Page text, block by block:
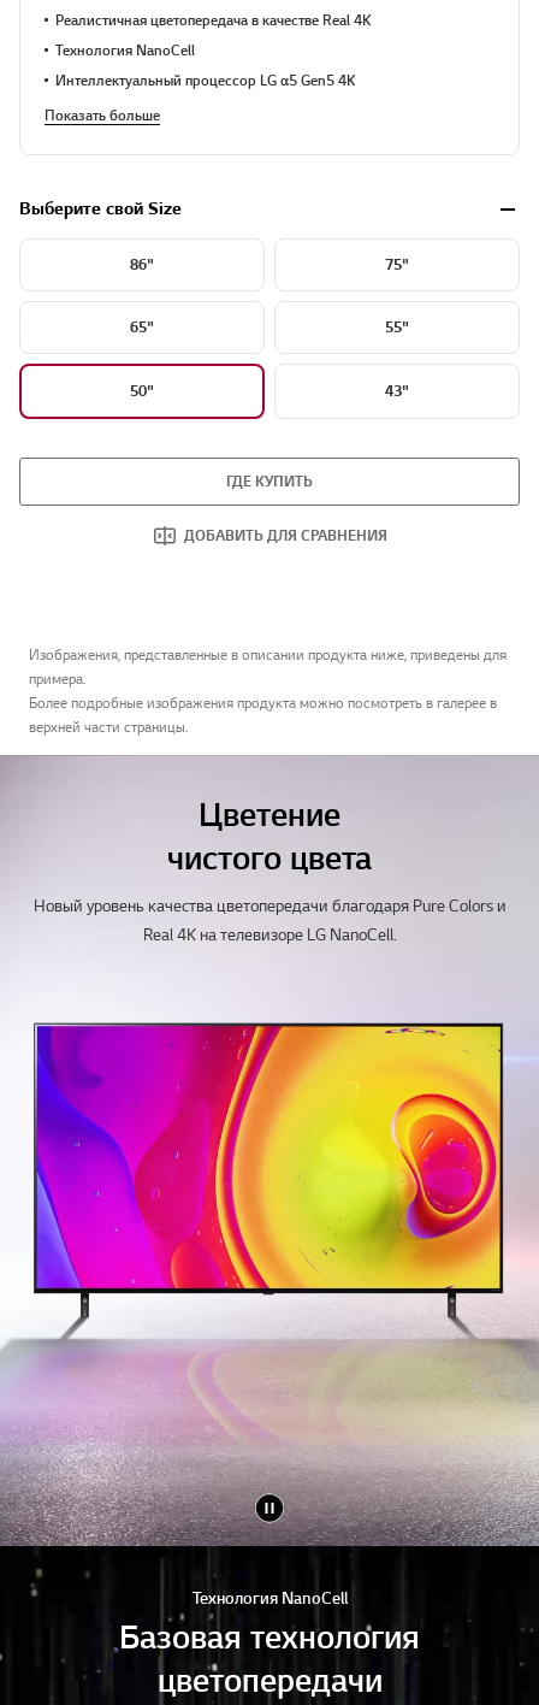
Реалистичная цветопередача в качестве Real 4K
Технология NanoCell
Интеллектуальный процессор LG α5 Gen5 4K
Показать больше
Выберите свой Size
86" 75"
65" 55"
50" 43"
ГДЕ КУПИТЬ
ДОБАВИТЬ ДЛЯ СРАВНЕНИЯ
Изображения, представленные в описании продукта ниже, приведены для
примера.
Более подробные изображения продукта можно посмотреть в галерее в
верхней части страницы.
Цветение
чистого цвета
Новый уровень качества цветопередачи благодаря Pure Colors и
Real 4K на телевизоре LG NanoCell.
Технология NanoCell
Базовая технология
цветопередачи